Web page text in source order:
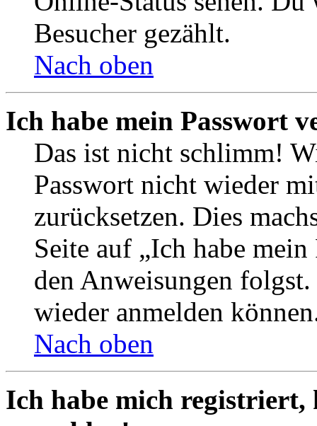
Besucher gezählt.
Nach oben
Ich habe mein Passwort
Das ist nicht schlimm!
Passwort nicht wieder
zurücksetzen. Dies
Seite auf „Ich habe
den Anweisungen
wieder anmelden
Nach oben
Ich habe mich